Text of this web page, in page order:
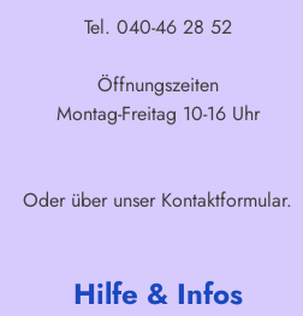
Tel. 040-46 28 52
Öffnungszeiten
Montag-Freitag 10-16 Uhr
Oder über unser Kontaktformular.
Hilfe & Infos